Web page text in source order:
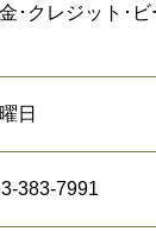
･クレジット･
日
383-7991